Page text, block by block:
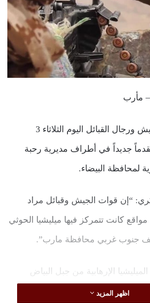
أحرزت قوات الجيش ورجال القبائل اليوم الثلاثاء 3
2021، تقدماً جديداً في أطراف مديرية رحبة
لمحافظة البيضاء.
“إن قوات الجيش وقبائل مراد
كانت تتمركز فيها ميليشيا الحوثي
جنوب غربي محافظة مارب”.
الإرهابية من جبل البياض
خسائر فادحة في عنصرها البشري بعد
اظهر المزيد